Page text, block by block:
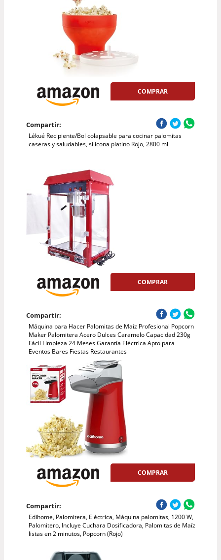
COMPRAR
Compartir:
Lékué Recipiente/Bol colapsable para cocinar palomitas
caseras y saludables, silicona platino Rojo, 2800 ml
COMPRAR
Compartir:
Máquina para Hacer Palomitas de Maíz Profesional Popcorn
Maker Palomitera Acero Dulces Caramelo Capacidad 230g
Fácil Limpieza 24 Meses Garantía Eléctrica Apto para
Eventos Bares Fiestas Restaurantes
COMPRAR
Compartir:
Edihome, Palomitera, Eléctrica, Máquina palomitas, 1200 W,
Palomitero, Incluye Cuchara Dosificadora, Palomitas de Maíz
listas en 2 minutos, Popcorn (Rojo)